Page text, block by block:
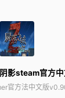
影steam官方
官方法中文版